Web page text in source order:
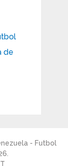
de
- Futbol